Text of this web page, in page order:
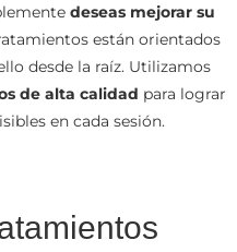
deseas mejorar su
están orientados
desde la raíz. Utilizamos
de alta calidad para lograr
en cada sesión.